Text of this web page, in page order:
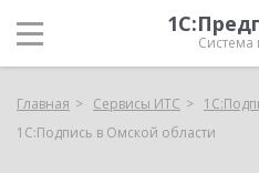
Главная Сервисы ИТС
1С:Подпись в Омской области